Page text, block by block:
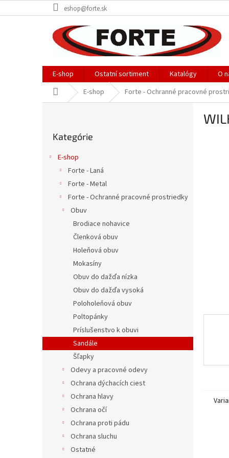
na
eshop@forte.sk
E-shop Ostatní sortiment Katalógy O
DomovE-shop Forte - Ochranné pracovné
kategórie
Kategórie
E-shop
Forte - Laná
Forte - Metal
Forte - Ochranné pracovné prostriedky
Obuv
Brodiace nohavice
Členková obuv
Holeňová obuv
Mokasíny
Obuv do dažďa nízka
Obuv do dažďa vysoká
Poloholeňová obuv
Poltopánky
Príslušenstvo k obuvi
Sandále
Šľapky
Odevy a pracovné odevy
Ochrana dýchacích ciest
Ochrana hlavy
Ochrana očí
Ochrana proti pádu
Ochrana sluchu
Ostatné